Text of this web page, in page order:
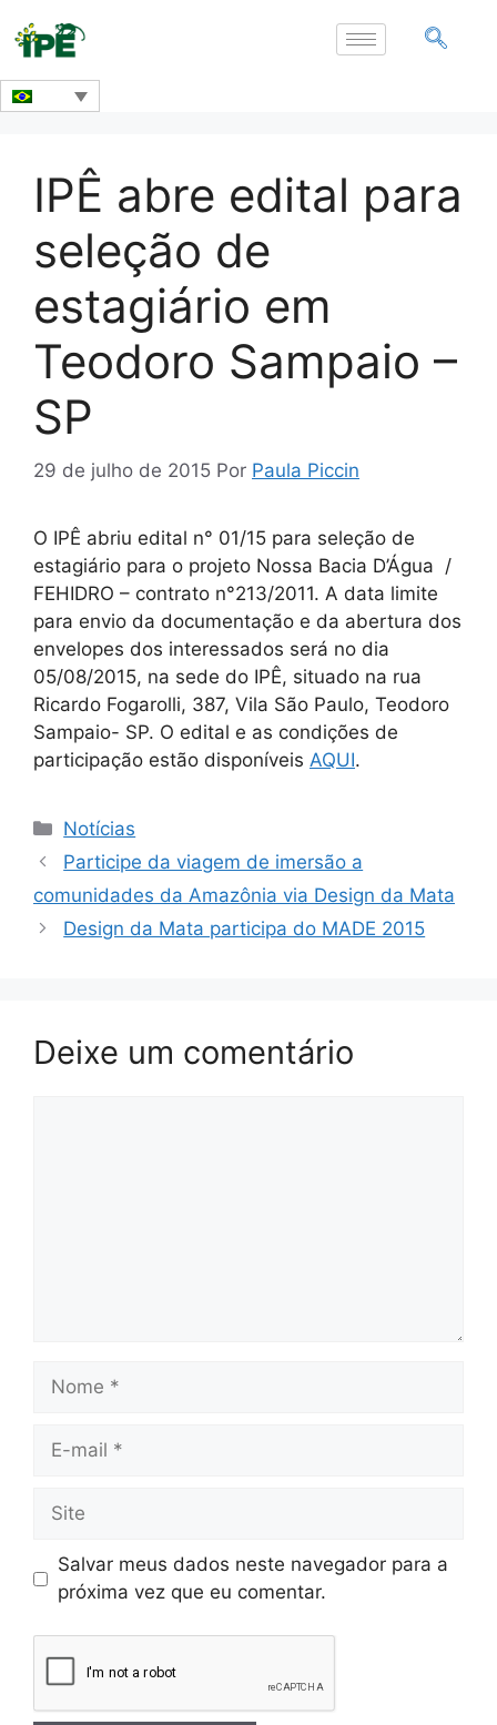
IPÊ abre edital para
seleção de
estagiário em
Teodoro Sampaio –
SP
29 de julho de 2015 Por Paula Piccin
O IPÊ abriu edital n° 01/15 para seleção de
estagiário para o projeto Nossa Bacia D’Água /
FEHIDRO – contrato n°213/2011. A data limite
para envio da documentação e da abertura dos
envelopes dos interessados será no dia
05/08/2015, na sede do IPÊ, situado na rua
Ricardo Fogarolli, 387, Vila São Paulo, Teodoro
Sampaio- SP. O edital e as condições de
participação estão disponíveis AQUI.
Notícias
Participe da viagem de imersão a
comunidades da Amazônia via Design da Mata
Design da Mata participa do MADE 2015
Deixe um comentário
Salvar meus dados neste navegador para a
próxima vez que eu comentar.